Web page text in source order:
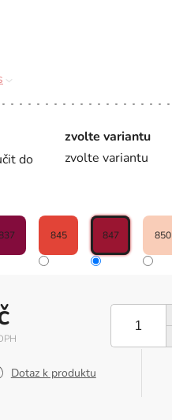
zvolte variantu
do
zvolte variantu
Dotaz k produktu
845 847 850